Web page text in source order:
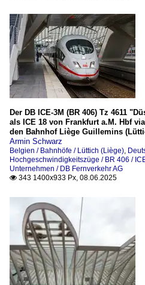
Der DB ICE-3M (BR 406) Tz 4611
als ICE 18 von Frankfurt a.M. Hbf
den Bahnhof Liège Guillemins
Armin Schwarz
Belgien / Bahnhöfe / Lüttich (Liège),
Hochgeschwindigkeitszüge / BR 406 /
Unternehmen / DB Fernverkehr AG
 343 1400x933 Px, 08.06.2025